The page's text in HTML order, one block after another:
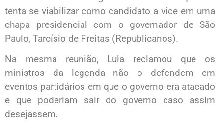
tenta se viabilizar como candidato a vice em uma
chapa presidencial com o governador de São
Paulo, Tarcísio de Freitas (Republicanos).
Na mesma reunião, Lula reclamou que os
ministros da legenda não o defendem em
eventos partidários em que o governo era atacado
e que poderiam sair do governo caso assim
desejassem.